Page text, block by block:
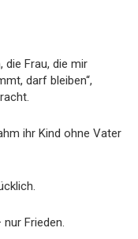
die Frau, die mir
darf bleiben“,
ihr Kind ohne Vater
Frieden.